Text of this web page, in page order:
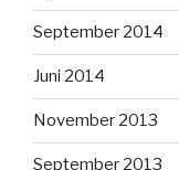
September 2014
Juni 2014
November 2013
September 2013